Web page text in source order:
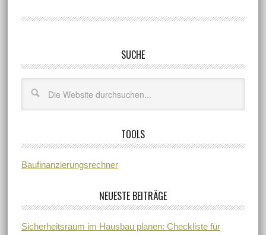
SUCHE
TOOLS
Baufinanzierungsrechner
NEUESTE BEITRÄGE
Sicherheitsraum im Hausbau planen: Checkliste für